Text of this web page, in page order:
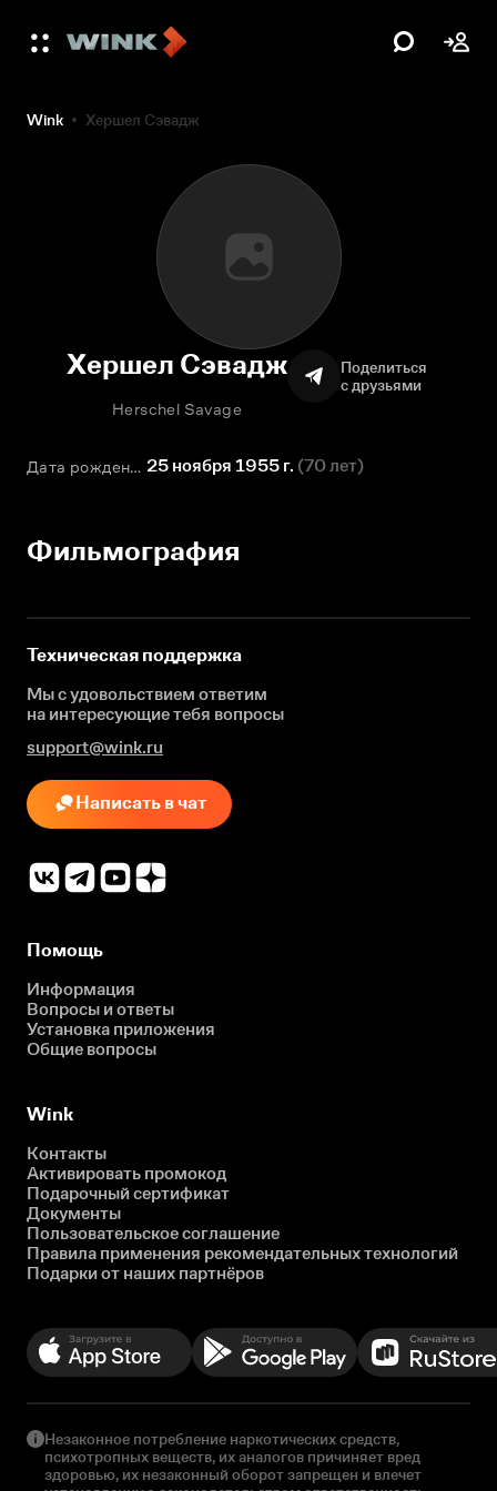
Wink Хершел Сэвадж
Хершел Сэвадж
Herschel Savage
Поделиться
с друзьями
Дата рождения 25 ноября 1955 г. (70 лет)
Фильмография
Техническая поддержка
Мы с удовольствием ответим
на интересующиетебя вопросы
support@wink.ru
Написать в чат
Помощь
Информация
Вопросы и ответы
Установка приложения
Общие вопросы
Wink
Контакты
Активировать промокод
Подарочный сертификат
Документы
Пользовательское соглашение
Правила применения рекомендательных технологий
Подарки от наших партнёров
Незаконное потребление наркотических средств,
психотропных веществ, их аналогов причиняет вред
здоровью, их незаконный оборот запрещен и влечет